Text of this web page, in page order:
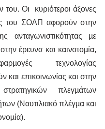
του. Οι  κυριότεροι άξονες
του ΣΟΑΠ αφορούν στην
ανταγωνιστικότητας µε
έρευνα και καινοτοµία,
τεχνολογίας
και επικοινωνίας και στην
πλεγµάτων
(Ναυτιλιακό πλέγµα και